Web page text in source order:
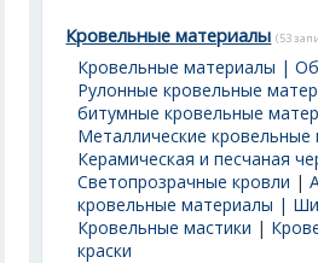
Кровельные материалы (53
Кровельные материалы |
Рулонные кровельные
битумные кровельные
Металлические кровельные
Керамическая и песчаная
Светопрозрачные кровли |
кровельные материалы |
Кровельные мастики |
краски